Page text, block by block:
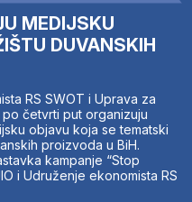
MEDIJSKU
DUVANSKIH
RS SWOT i Uprava za
četvrti put organizuju
objavu koja se tematski
proizvoda u BiH.
kampanje “Stop
i Udruženje ekonomista RS